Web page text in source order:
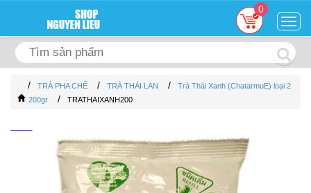
0
/ TRÀ PHA CHẾ / TRÀ THÁI LAN /
Trà Thái Xanh (ChatarmuE) loại 2
200gr
/ TRATHAIXANH200